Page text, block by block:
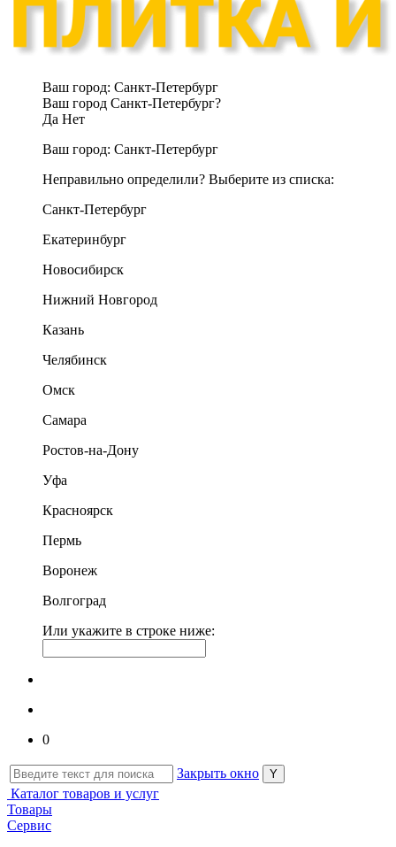
Ваш город: Санкт-Петербург
Ваш город Санкт-Петербург?
Да Нет
Ваш город: Санкт-Петербург
Неправильно определили? Выберите из списка:
Санкт-Петербург
Екатеринбург
Новосибирск
Нижний Новгород
Казань
Челябинск
Омск
Самара
Ростов-на-Дону
Уфа
Красноярск
Пермь
Воронеж
Волгоград
Или укажите в строке ниже:
0
Закрыть окно
Каталог товаров и услуг
Товары
Сервис